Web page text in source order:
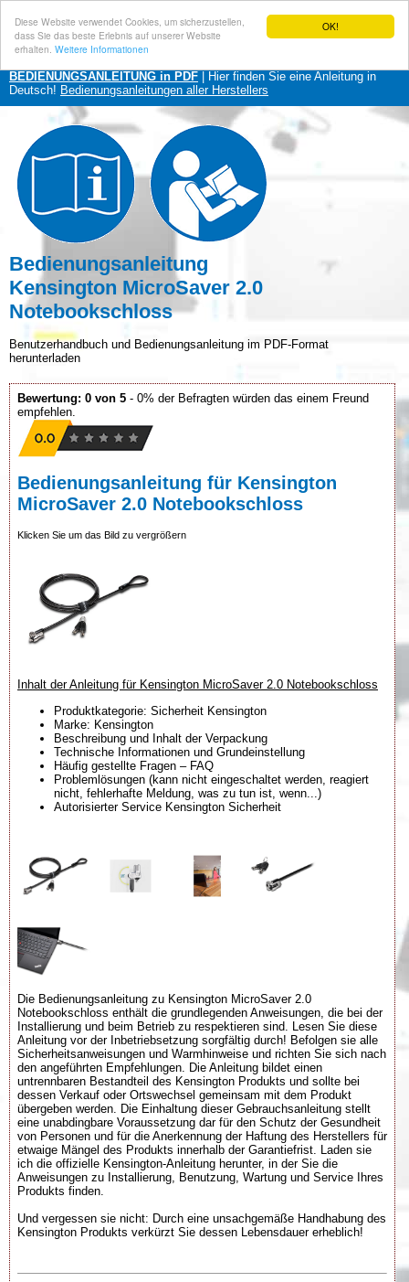
OK!
Diese Website verwendet Cookies, um sicherzustellen,
dass Sie das beste Erlebnis auf unserer Website
erhalten. Weitere Informationen
BEDIENUNGSANLEITUNG in PDF | Hier finden Sie eine Anleitung in
Deutsch! Bedienungsanleitungen aller Herstellers
Bedienungsanleitung
Kensington MicroSaver 2.0
Notebookschloss
Benutzerhandbuch und Bedienungsanleitung im PDF-Format
herunterladen
Bewertung: 0 von 5 - 0% der Befragten würden das einem Freund
empfehlen.
Bedienungsanleitung für Kensington
MicroSaver 2.0 Notebookschloss
Klicken Sie um das Bild zu vergrößern
Inhalt der Anleitung für Kensington MicroSaver 2.0 Notebookschloss
Produktkategorie: Sicherheit Kensington
Marke: Kensington
Beschreibung und Inhalt der Verpackung
Technische Informationen und Grundeinstellung
Häufig gestellte Fragen – FAQ
Problemlösungen (kann nicht eingeschaltet werden, reagiert
nicht, fehlerhafte Meldung, was zu tun ist, wenn...)
Autorisierter Service Kensington Sicherheit
Die Bedienungsanleitung zu Kensington MicroSaver 2.0
Notebookschloss enthält die grundlegenden Anweisungen, die bei der
Installierung und beim Betrieb zu respektieren sind. Lesen Sie diese
Anleitung vor der Inbetriebsetzung sorgfältig durch! Befolgen sie alle
Sicherheitsanweisungen und Warmhinweise und richten Sie sich nach
den angeführten Empfehlungen. Die Anleitung bildet einen
untrennbaren Bestandteil des Kensington Produkts und sollte bei
dessen Verkauf oder Ortswechsel gemeinsam mit dem Produkt
übergeben werden. Die Einhaltung dieser Gebrauchsanleitung stellt
eine unabdingbare Voraussetzung dar für den Schutz der Gesundheit
von Personen und für die Anerkennung der Haftung des Herstellers für
etwaige Mängel des Produkts innerhalb der Garantiefrist. Laden sie
ich die offizielle Kensington-Anleitung herunter, in der Sie die
Anweisungen zu Installierung, Benutzung, Wartung und Service Ihres
Produkts finden.
Und vergessen sie nicht: Durch eine unsachgemäße Handhabung des
Kensington Produkts verkürzt Sie dessen Lebensdauer erheblich!